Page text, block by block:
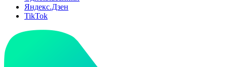
Яндекс.Дзен
TikTok